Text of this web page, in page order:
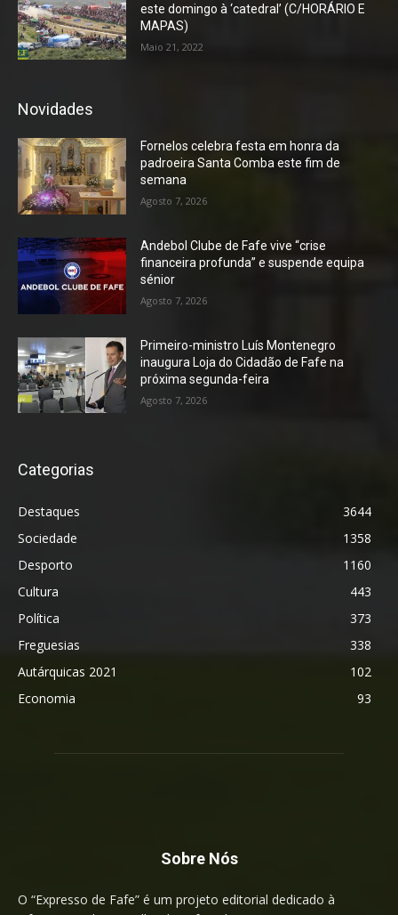
este domingo à ‘catedral’ (C/HORÁRIO E
MAPAS)
Maio 21, 2022
Novidades
Fornelos celebra festa em honra da
padroeira Santa Comba este fim de
semana
Agosto 7, 2026
Andebol Clube de Fafe vive “crise
financeira profunda” e suspende equipa
sénior
Agosto 7, 2026
Primeiro-ministro Luís Montenegro
inaugura Loja do Cidadão de Fafe na
próxima segunda-feira
Agosto 7, 2026
Categorias
Destaques
3644
Sociedade
1358
Desporto
1160
Cultura
443
Política
373
Freguesias
338
Autárquicas 2021
102
Economia
93
Sobre Nós
O “Expresso de Fafe” é um projeto editorial dedicado à